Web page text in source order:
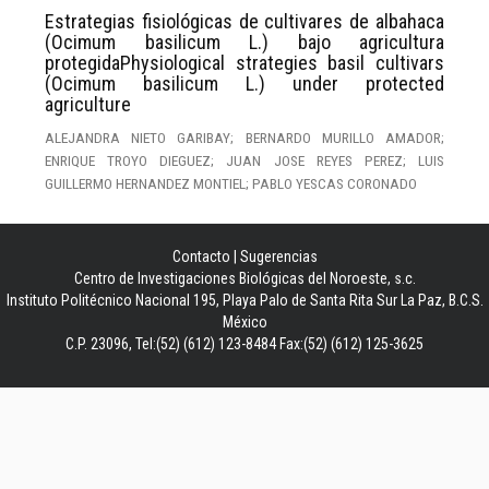
Estrategias fisiológicas de cultivares de albahaca
(Ocimum basilicum L.) bajo agricultura
protegidaPhysiological strategies basil cultivars
(Ocimum basilicum L.) under protected
agriculture
ALEJANDRA NIETO GARIBAY; BERNARDO MURILLO AMADOR;
ENRIQUE TROYO DIEGUEZ; JUAN JOSE REYES PEREZ; LUIS
GUILLERMO HERNANDEZ MONTIEL; PABLO YESCAS CORONADO
Contacto
Sugerencias
Centro de Investigaciones Biológicas del Noroeste, s.c.
Instituto Politécnico Nacional 195, Playa Palo de Santa Rita Sur La Paz, B.C.S.
México
C.P. 23096, Tel:(52) (612) 123-8484 Fax:(52) (612) 125-3625